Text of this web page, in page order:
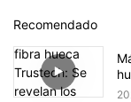
Recomendado